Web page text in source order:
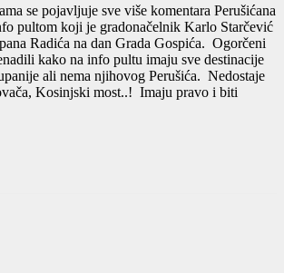
se pojavljuje sve više komentara Perušićana
pultom koji je gradonačelnik Karlo Starčević
Radića na dan Grada Gospića. Ogorčeni
kako na info pultu imaju sve destinacije
ali nema njihovog Perušića. Nedostaje
Kosinjski most..! Imaju pravo i biti